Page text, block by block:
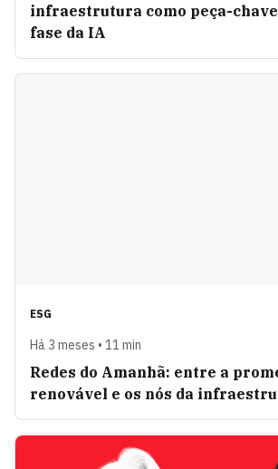
infraestrutura como peça-
fase da IA
ESG
Há 3 meses • 11 min
Redes do Amanhã: entre a
renovável e os nós da